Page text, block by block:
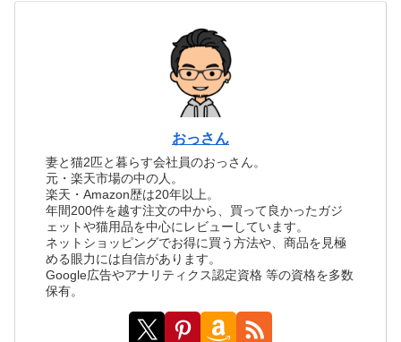
おっさん
妻と猫2匹と暮らす会社員のおっさん。
元・楽天市場の中の人。
楽天・Amazon歴は20年以上。
年間200件を越す注文の中から、買って良かったガジ
ェットや猫用品を中心にレビューしています。
ネットショッピングでお得に買う方法や、商品を見極
める眼力には自信があります。
Google広告やアナリティクス認定資格 等の資格を多数
保有。